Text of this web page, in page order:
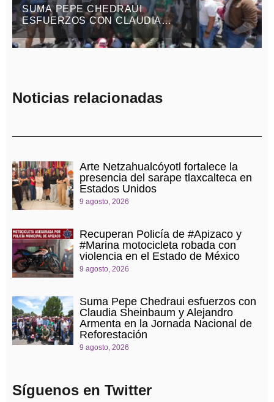
SUMA PEPE CHEDRAUI
ESFUERZOS CON CLAUDIA
SHEINBAUM Y ALEJANDRO
ARMENTA EN LA JORNADA
Noticias relacionadas
Arte Netzahualcóyotl fortalece la
presencia del sarape tlaxcalteca en
Estados Unidos
9 agosto, 2026
Recuperan Policía de #Apizaco y
#Marina motocicleta robada con
violencia en el Estado de México
9 agosto, 2026
Suma Pepe Chedraui esfuerzos con
Claudia Sheinbaum y Alejandro
Armenta en la Jornada Nacional de
Reforestación
9 agosto, 2026
Síguenos en Twitter